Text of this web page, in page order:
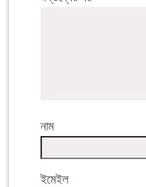
নাম
ইমেইল